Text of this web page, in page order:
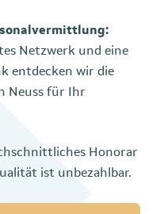
Netzwerk und eine
entdecken wir die
Neuss für Ihr
Honorar
ist unbezahlbar.